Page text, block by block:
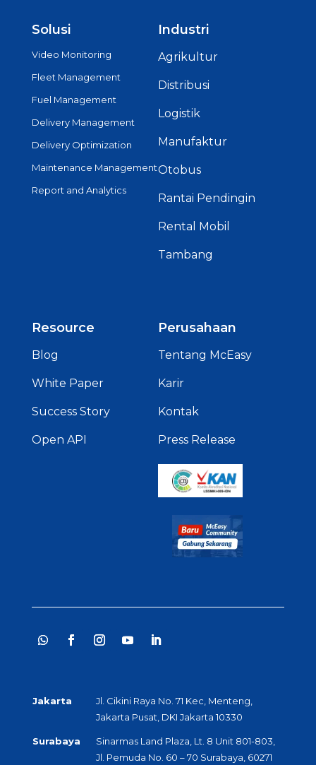
Solusi
Video Monitoring
Fleet Management
Fuel Management
Delivery Management
Delivery Optimization
Maintenance Management
Report and Analytics
Industri
Agrikultur
Distribusi
Logistik
Manufaktur
Otobus
Rantai Pendingin
Rental Mobil
Tambang
Resource
Blog
White Paper
Success Story
Open API
Perusahaan
Tentang McEasy
Karir
Kontak
Press Release
Jakarta
Jl. Cikini Raya No. 71 Kec, Menteng,
Jakarta Pusat, DKI Jakarta 10330
Surabaya
Sinarmas Land Plaza, Lt. 8 Unit 801-803,
Jl. Pemuda No. 60 – 70 Surabaya, 60271